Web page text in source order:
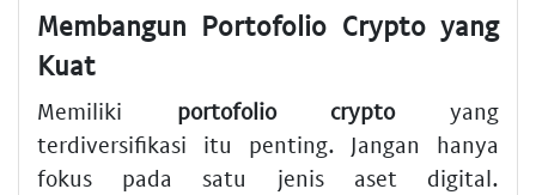
Membangun Portofolio Crypto yang
Kuat
Memiliki portofolio cryptoyang
terdiversifikasi itu penting. Jangan hanya
fokus pada satu jenis aset digital.